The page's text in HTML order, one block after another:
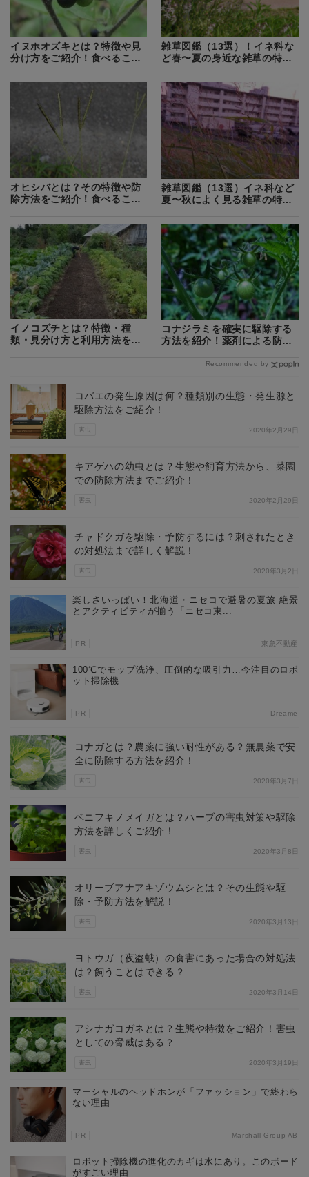
イヌホオズキとは？特徴や見
分け方をご紹介！食べること
雑草図鑑（13選）！イネ科な
ど春〜夏の身近な雑草の特
オヒシバとは？その特徴や防
除方法をご紹介！食べること
雑草図鑑（13選）イネ科など
夏〜秋によく見る雑草の特
イノコズチとは？特徴・種
類・見分け方と利用方法をご
コナジラミを確実に駆除する
方法を紹介！薬剤による防除
Recommended by
害虫
コバエの発生原因は何？種類別の生態・発生源と
駆除方法をご紹介！
2020年2月29日
害虫
キアゲハの幼虫とは？生態や飼育方法から、菜園
での防除方法までご紹介！
2020年2月29日
害虫
チャドクガを駆除・予防するには？刺されたとき
の対処法まで詳しく解説！
2020年3月2日
楽しさいっぱい！北海道・ニセコで避暑の夏旅 絶景
とアクティビティが揃う「ニセコ東...
PR 東急不動産
100℃でモップ洗浄、圧倒的な吸引力…今注目のロボ
ット掃除機
PR Dreame
害虫
コナガとは？農薬に強い耐性がある？無農薬で安
全に防除する方法を紹介！
2020年3月7日
害虫
ベニフキノメイガとは？ハーブの害虫対策や駆除
方法を詳しくご紹介！
2020年3月8日
害虫
オリーブアナアキゾウムシとは？その生態や駆
除・予防方法を解説！
2020年3月13日
害虫
ヨトウガ（夜盗蛾）の食害にあった場合の対処法
は？飼うことはできる？
2020年3月14日
害虫
アシナガコガネとは？生態や特徴をご紹介！害虫
としての脅威はある？
2020年3月19日
マーシャルのヘッドホンが「ファッション」で終わら
ない理由
PR Marshall Group AB
ロボット掃除機の進化のカギは水にあり。このボード
がすごい理由